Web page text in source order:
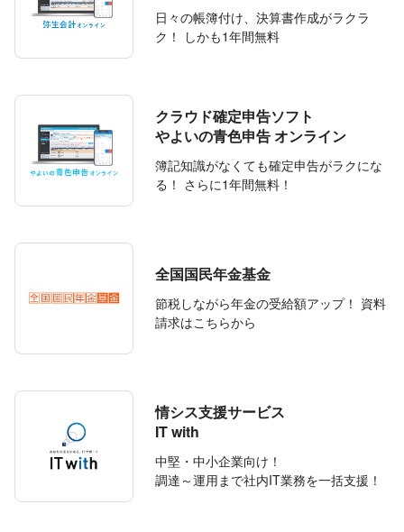
日々の帳簿付け、決算書作成がラクラ
ク！ しかも1年間無料
クラウド確定申告ソフト
よいの青色申告 オンライン
簿記知識がなくても確定申告がラクにな
る！ さらに1年間無料！
全国国民年金基金
節税しながら年金の受給額アップ！ 資料
請求はこちらから
情シス支援サービス
IT with
中堅・中小企業向け！
調達～運用まで社内IT業務を一括支援！